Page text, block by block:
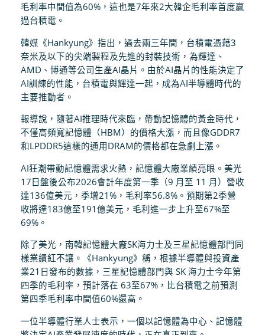
毛利率中間值為60%，這也是7年來2大韓企毛利率首度贏
過台積電。
韓媒《Hankyung》指出，過去兩三年間，台積電憑藉3
奈米及以下的尖端製程及先進的封裝技術，為輝達、
AMD、博通等公司生產AI晶片。由於AI晶片的性能決定了
AI訓練的性能，台積電與輝達一起，成為AI半導體時代的
主要推動者。
報導說，隨著AI推理時代來臨，帶動記憶體的黃金時代，
不僅高頻寬記憶體（HBM）的價格大漲，而且像GDDR7
和LPDDR5這樣的通用DRAM的價格都在急劇上漲。
AI狂潮帶動記憶體需求火熱，記憶體大廠業績亮眼。美光
17日盤後公布2026會計年度第一季（9 月至 11 月）營收
達136億美元，季增21%，毛利率56.8%。預期第2季營
收將達183億至191億美元，毛利進一步上升至67%至
69%。
除了美光，南韓記憶體大廠SK海力士及三星記憶體部門同
樣業績紅不讓。《Hankyung》稱，根據半導體與投資產
業21日發布的數據，三星記憶體部門與 SK 海力士今年第
四季的毛利率，預計落在 63至67%，比台積電之前預測
第四季毛利率中間值60%還高。
一位半導體行業人士表示，一個以記憶體為中心、記憶體